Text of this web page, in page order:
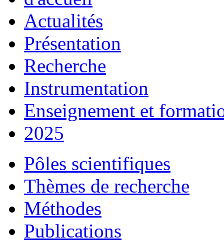
Actualités
Présentation
Recherche
Instrumentation
Enseignement et
2025
Pôles scientifiques
Thèmes de recherche
Méthodes
Publications